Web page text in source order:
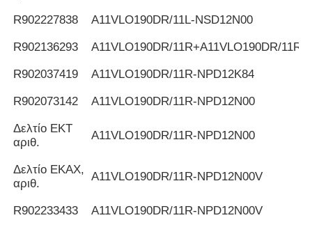
R902227838 Α11VLO190DR/11L-NSD12N00
R902136293 Α11VLO190DR/11R+A11VLO190DR/11R
R902037419 Α11VLO190DR/11R-NPD12K84
R902073142 Α11VLO190DR/11R-NPD12N00
Δελτίο ΕΚΤ
αριθ.
Α11VLO190DR/11R-NPD12N00
Δελτίο ΕΚΑΧ,
αριθ.
Α11VLO190DR/11R-NPD12N00V
R902233433 Α11VLO190DR/11R-NPD12N00V